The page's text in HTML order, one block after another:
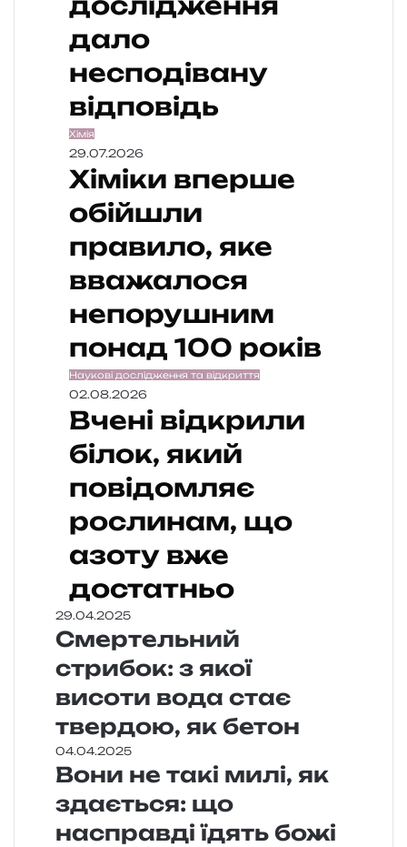
дало
несподівану
відповідь
Хімія
29.07.2026
Хіміки вперше
обійшли
правило, яке
вважалося
непорушним
понад 100 років
Наукові дослідження та відкриття
02.08.2026
Вчені відкрили
білок, який
повідомляє
рослинам, що
азоту вже
достатньо
29.04.2025
Смертельний
стрибок: з якої
висоти вода стає
твердою, як бетон
04.04.2025
Вони не такі милі, як
здається: що
насправді їдять божі